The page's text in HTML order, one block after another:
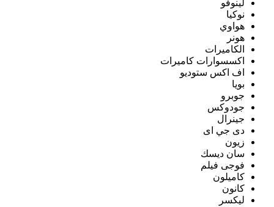
لينوفو
نوكيا
هواوي
هونر
الكاميرات
اكسسوارات كاميرات
اف اكس ستوديو
بويا
جوبرو
جودوكس
جينرال
دى جي اى
زيون
سان ديسك
فوجى فيلم
كاميلون
كانون
ليكسر